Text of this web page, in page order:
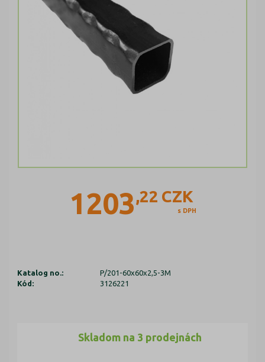
1203,22 CZK
s DPH
Katalog no.:
P/201-60x60x2,5-3M
Kód:
3126221
Skladom na 3 prodejnách